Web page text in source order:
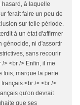
hasard, à laquelle
ferait faire un peu de
sur telle période.
à un état d'affirmer
génocide, ni d'assortir
sans recourir
> <br /> Enfin, il me
fois, marque la perte
/> <br />
qu'on devrait
que ses